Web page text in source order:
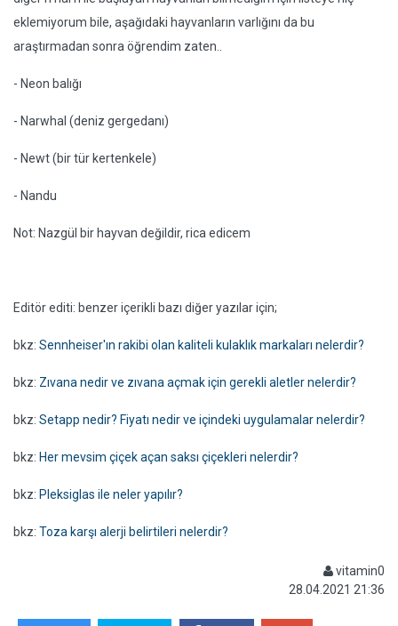
eklemiyorum bile, aşağıdaki hayvanların varlığını da bu
araştırmadan sonra öğrendim zaten..
- Neon balığı
- Narwhal (deniz gergedanı)
- Newt (bir tür kertenkele)
- Nandu
Not: Nazgül bir hayvan değildir, rica edicem
Editör editi: benzer içerikli bazı diğer yazılar için;
bkz: Sennheiser'ın rakibi olan kaliteli kulaklık markaları nelerdir?
bkz: Zıvana nedir ve zıvana açmak için gerekli aletler nelerdir?
bkz: Setapp nedir? Fiyatı nedir ve içindeki uygulamalar nelerdir?
bkz: Her mevsim çiçek açan saksı çiçekleri nelerdir?
bkz: Pleksiglas ile neler yapılır?
bkz: Toza karşı alerji belirtileri nelerdir?
vitamin0
28.04.2021 21:36